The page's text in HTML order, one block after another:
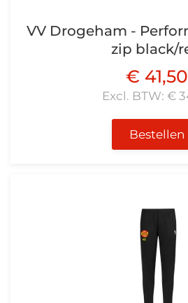
VV Drogeham -
zip black/
€ 41,50
Excl. BTW: €
Bestellen